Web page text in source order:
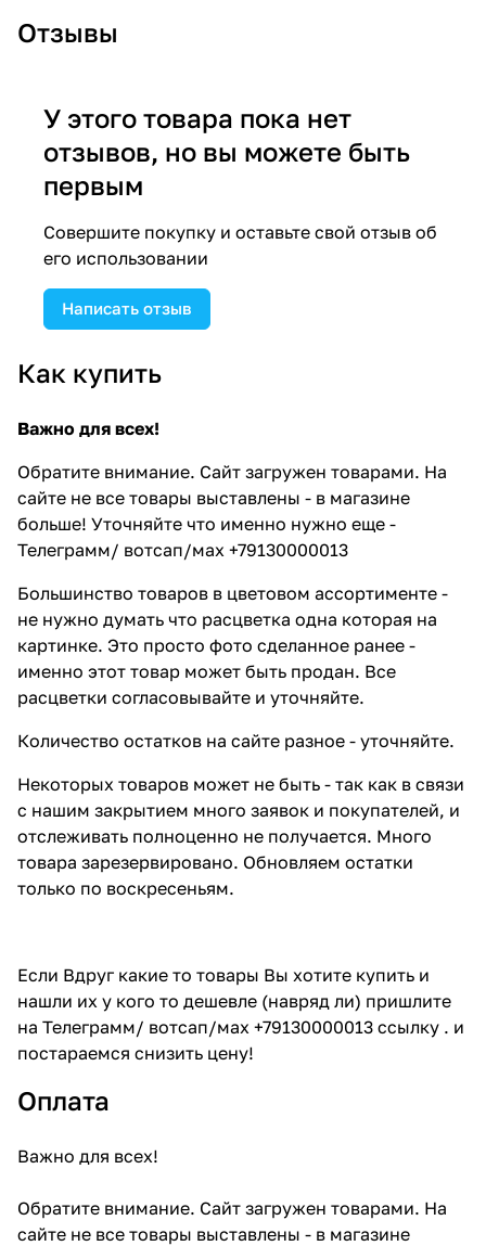
Отзывы
У этого товара пока нет
отзывов, но вы можете быть
первым
Совершите покупку и оставьте свой отзыв об
его использовании
Написать отзыв
Как купить
Важно для всех!
Обратите внимание. Сайт загружен товарами. На
сайте не все товары выставлены - в магазине
больше! Уточняйте что именно нужно еще -
Телеграмм/ вотсап/мах +79130000013
Большинство товаров в цветовом ассортименте -
не нужно думать что расцветка одна которая на
картинке. Это просто фото сделанное ранее -
именно этот товар может быть продан. Все
расцветки согласовывайте и уточняйте.
Количество остатков на сайте разное - уточняйте.
Некоторых товаров может не быть - так как в связи
с нашим закрытием много заявок и покупателей, и
отслеживать полноценно не получается. Много
товара зарезервировано. Обновляем остатки
только по воскресеньям.
Если Вдруг какие то товары Вы хотите купить и
нашли их у кого то дешевле (навряд ли) пришлите
на Телеграмм/ вотсап/мах +79130000013 ссылку . и
постараемся снизить цену!
Оплата
Важно для всех!
Обратите внимание. Сайт загружен товарами. На
сайте не все товары выставлены - в магазине